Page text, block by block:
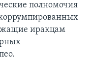
полномочия
иракцам